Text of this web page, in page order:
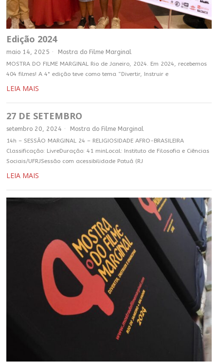
Edição 2024
maio 14, 2025 Mostra do Filme Marginal
MOSTRA DO FILME MARGINAL Rio de Janeiro, 2024. Em 2024, recebemos
404 filmes! A 4° edição teve como tema “Divertir, Instruir e
LEIA MAIS
27 DE SETEMBRO
setembro 20, 2024 Mostra do Filme Marginal
14h – SESSÃO MARGINAL 24 – RELIGIOSIDADE AFRO-BRASILEIRA
Classificação: LivreDuração: 41 minLocal: Instituto de Filosofia e Ciências
Sociais/UFRJSessão com acessibilidade Patuá (RJ
LEIA MAIS